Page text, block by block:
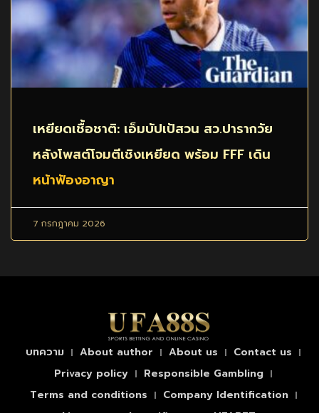
เหยียดเชื้อชาติ: เอ็มบัปเป้สวน สว.ปารากวัย
หลังโพสต์โจมตีเชิงเหยียด พร้อม FFF เดิน
หน้าฟ้องอาญา
7 กรกฎาคม 2026
บทความ About author About us
Contact us
Privacy policy
Responsible Gambling
Terms and conditions
Company Identification